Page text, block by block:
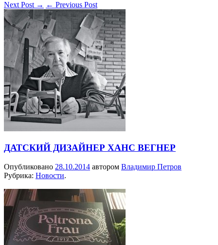
Next Post → ← Previous Post
ДАТСКИЙ ДИЗАЙНЕР ХАНС ВЕГНЕР
Опубликовано 28.10.2014 автором Владимир Петров
Рубрика: Новости.